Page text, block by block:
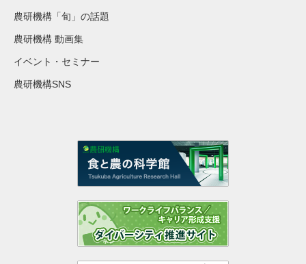
農研機構「旬」の話題
農研機構 動画集
イベント・セミナー
農研機構SNS